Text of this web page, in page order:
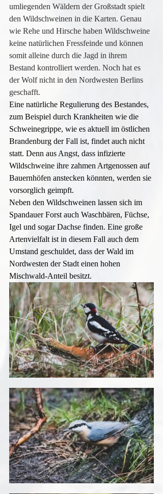
umliegenden Wäldern der Großstadt spielt
den Wildschweinen in die Karten. Genau
wie Rehe und Hirsche haben Wildschweine
keine natürlichen Fressfeinde und können
somit alleine durch die Jagd in ihrem
Bestand kontrolliert werden. Noch hat es
der Wolf nicht in den Nordwesten Berlins
geschafft.
Eine natürliche Regulierung des Bestandes,
zum Beispiel durch Krankheiten wie die
Schweinegrippe, wie es aktuell im östlichen
Brandenburg der Fall ist, findet auch nicht
statt. Denn aus Angst, dass infizierte
Wildschweine ihre zahmen Artgenossen auf
Bauernhöfen anstecken könnten, werden sie
vorsorglich geimpft.
Neben den Wildschweinen lassen sich im
Spandauer Forst auch Waschbären, Füchse,
Igel und sogar Dachse finden. Eine große
Artenvielfalt ist in diesem Fall auch dem
Umstand geschuldet, dass der Wald im
Nordwesten der Stadt einen hohen
Mischwald-Anteil besitzt.